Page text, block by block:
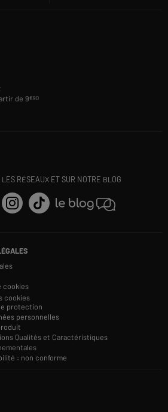
de 9€90
RÉSEAUX ET SUR NOTRE BLOG
cookies
cookies
protection
personnelles
Qualités et Caractéristiques
: non conforme